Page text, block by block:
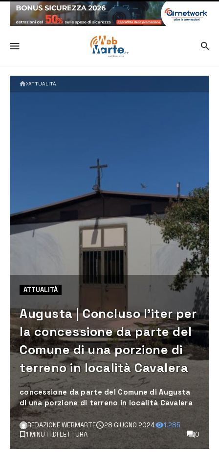
ATTUALITÀ
ATTUALITÀ
Augusta | Concluso l’iter per
la concessione da parte del
Comune di una porzione di
terreno in località Cavalera
concessione da parte del Comune di Augusta
di una porzione di terreno in località Cavalera
REDAZIONE WEBMARTE 28 GIUGNO 2024
1.285
1 MINUTI DI LETTURA
0